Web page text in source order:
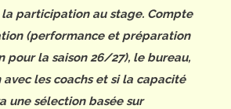
participation au stage. Compte
(performance et préparation
pour la saison 26/27), le bureau,
les coachs et si la capacité
une sélection basée sur